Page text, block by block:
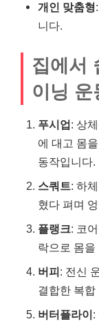
개인 맞춤형
니다.
집에서
이닝 운
푸시업: 상
에 대고 몸
동작입니다.
스쿼트: 하
혔다 펴며
플랭크: 코
락으로 몸을
버피: 전신
결합한 복합
버터플라이: